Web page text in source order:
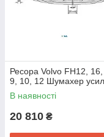
Ресора Volvo FH12, 16,
9, 10, 12 Шумахер
В наявності
20 810 ₴